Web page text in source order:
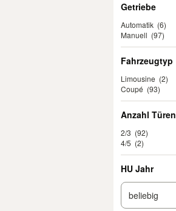
Getriebe
Automatik (6)
Manuell (97)
Fahrzeugtyp
Limousine (2)
Coupé (93)
Anzahl Türen
2/3 (92)
4/5 (2)
HU Jahr